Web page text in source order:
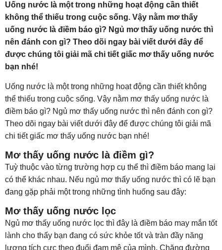
Uống nước là một trong những hoạt động cần thiết
không thể thiếu trong cuộc sống. Vậy nằm mơ thấy
uống nước là điềm báo gì? Ngủ mơ thấy uống nước thì
nên đánh con gì? Theo dõi ngay bài viết dưới đây để
được chúng tôi giải mã chi tiết giấc mơ thấy uống nước
bạn nhé!
Uống nước là một trong những hoạt động cần thiết không
thể thiếu trong cuộc sống. Vậy nằm mơ thấy uống nước là
điềm báo gì? Ngủ mơ thấy uống nước thì nên đánh con gì?
Theo dõi ngay bài viết dưới đây để được chúng tôi giải mã
chi tiết giấc mơ thấy uống nước bạn nhé!
Mơ thấy uống nước là điềm gì?
Tuỳ thuộc vào từng trường hợp cụ thể thì điềm báo mang lại
có thể khác nhau. Nếu ngủ mơ thấy uống nước thì có lẽ bạn
đang gặp phải một trong những tình huống sau đây:
Mơ thấy uống nước lọc
Ngủ mơ thấy uống nước lọc thì đây là điềm báo may mắn tốt
lành cho thấy bạn đang có sức khỏe tốt và tràn đầy năng
lượng tích cực theo đuổi đam mê của mình. Chặng đường